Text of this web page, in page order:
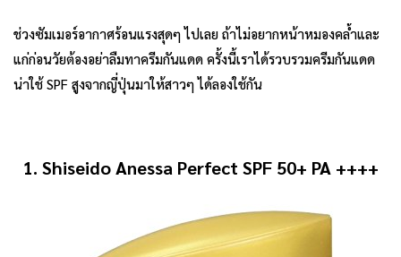
ช่วงซัมเมอร์อากาศร้อนแรงสุดๆ ไปเลย ถ้าไม่อยากหน้าหมองคล้ำและ
แก่ก่อนวัยต้องอย่าลืมทาครีมกันแดด ครั้งนี้เราได้รวบรวมครีมกันแดด
น่าใช้ SPF สูงจากญี่ปุ่นมาให้สาวๆ ได้ลองใช้กัน
1. Shiseido Anessa Perfect SPF 50+ PA ++++